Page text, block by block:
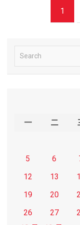
1
e
一 二
5
6
12
13
19
20
26
27